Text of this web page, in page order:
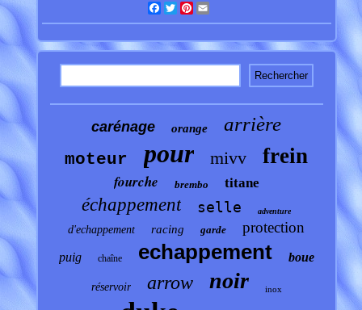
Facebook
TwitterPinterest
carénage orange arrière
moteur pour mivv frein
fourche brembo titane
échappement selle adventure
d'echappement racing garde protection
puig chaîne echappement boue
réservoir arrow noir inox